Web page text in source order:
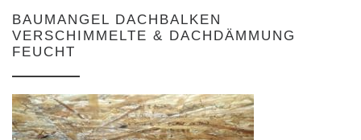
BAUMANGEL DACHBALKEN
VERSCHIMMELTE & DACHDÄMMUNG
FEUCHT